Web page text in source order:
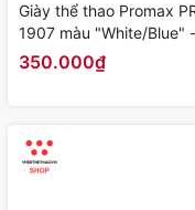
Giày thể thao Promax
1907 màu "White/Blue" -
Hàng Chính Hãng
350.000₫